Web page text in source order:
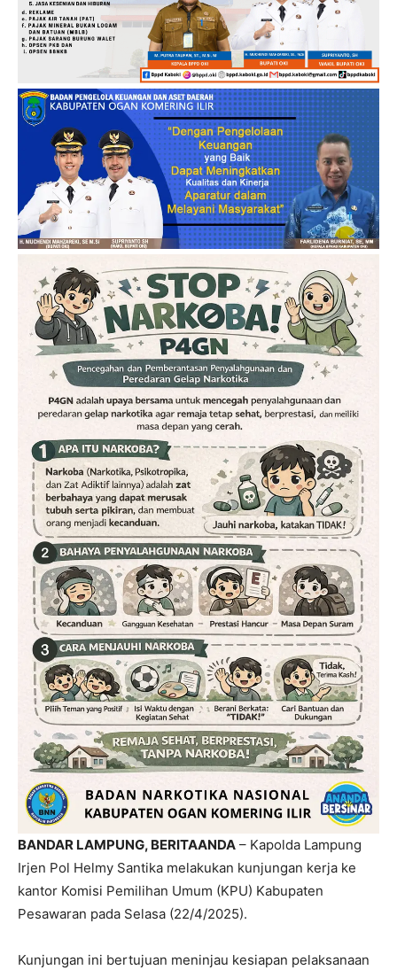
BANDAR LAMPUNG, BERITAANDA – Kapolda Lampung
Irjen Pol Helmy Santika melakukan kunjungan kerja ke
kantor Komisi Pemilihan Umum (KPU) Kabupaten
Pesawaran pada Selasa (22/4/2025).
Kunjungan ini bertujuan meninjau kesiapan pelaksanaan